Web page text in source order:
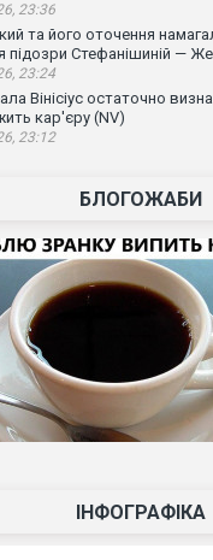
23:36
та його оточення
підозри Стефанішиній —
23:24
Вінісіус остаточно
кар'єру (NV)
23:12
БЛОГОЖАБИ
ІНФОГРАФІКА